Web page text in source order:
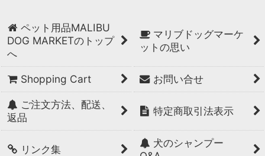
ペット用品MALIBU
DOG MARKETのトップ
へ
マリブドッグマーケ
ットの思い
Shopping Cart お問い合せ
ご注文方法、配送、
返品
特定商取引法表示
リンク集
犬のシャンプー